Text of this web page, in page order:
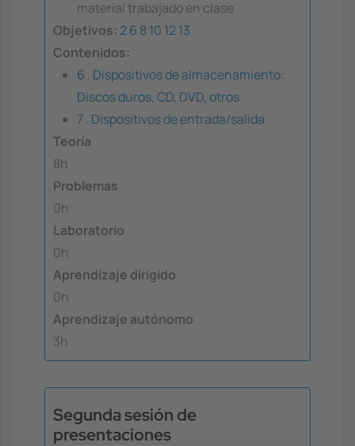
material trabajado en clase
Objetivos: 26 8 10 1213
Contenidos:
6 . Dispositivos de almacenamiento:
Discos duros, CD, DVD, otros
7 . Dispositivos de entrada/salida
Teoría
8h
Problemas
0h
Laboratorio
0h
Aprendizaje dirigido
0h
Aprendizaje autónomo
3h
Segunda sesión de
presentaciones